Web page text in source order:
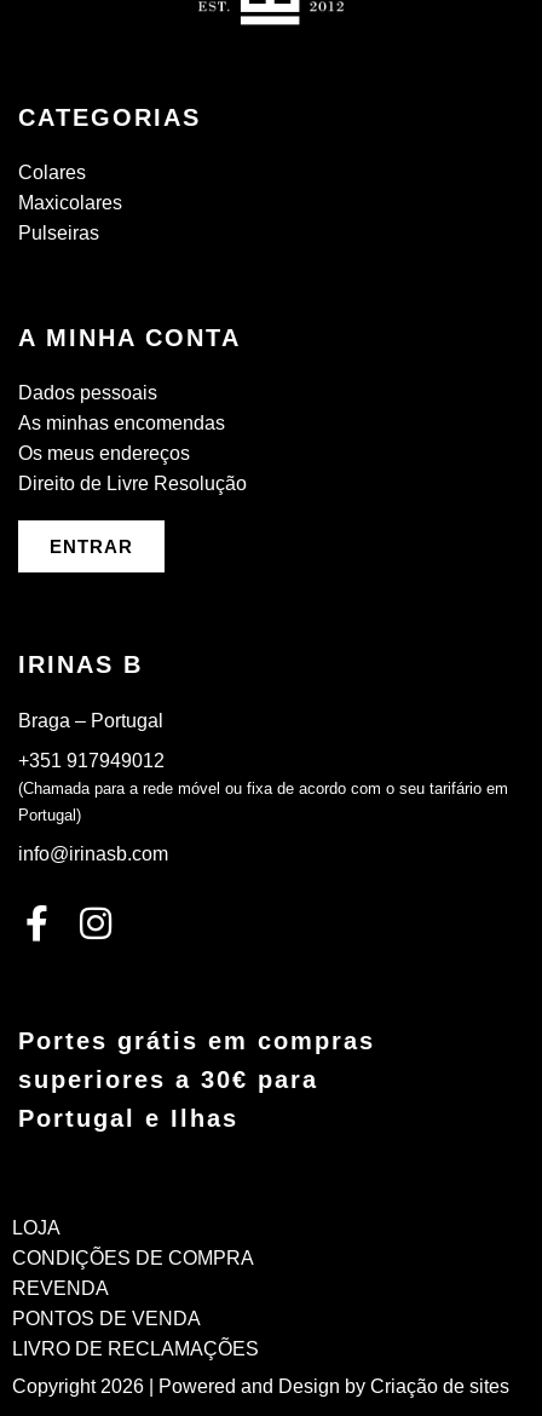
CATEGORIAS
Colares
Maxicolares
Pulseiras
A MINHA CONTA
Dados pessoais
As minhas encomendas
Os meus endereços
Direito de Livre Resolução
ENTRAR
IRINAS B
Braga – Portugal
+351 917949012
(Chamada para a rede móvel ou fixa de acordo com o seu tarifário em
Portugal)
info@irinasb.com
Portes grátis em compras
superiores a 30€ para
Portugal e Ilhas
LOJA
CONDIÇÕES DE COMPRA
REVENDA
PONTOS DE VENDA
LIVRO DE RECLAMAÇÕES
Copyright 2026 | Powered and Design by Criação de sites